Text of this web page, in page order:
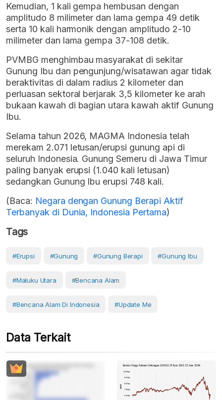
Kemudian, 1 kali gempa hembusan dengan
amplitudo 8 milimeter dan lama gempa 49 detik
serta 10 kali harmonik dengan amplitudo 2-10
milimeter dan lama gempa 37-108 detik.
PVMBG menghimbau masyarakat di sekitar
Gunung Ibu dan pengunjung/wisatawan agar tidak
beraktivitas di dalam radius 2 kilometer dan
perluasan sektoral berjarak 3,5 kilometer ke arah
bukaan kawah di bagian utara kawah aktif Gunung
Ibu.
Selama tahun 2026, MAGMA Indonesia telah
merekam 2.071 letusan/erupsi gunung api di
seluruh Indonesia. Gunung Semeru di Jawa Timur
paling banyak erupsi (1.040 kali letusan)
sedangkan Gunung Ibu erupsi 748 kali.
(Baca: Negara dengan Gunung Berapi Aktif
Terbanyak di Dunia, Indonesia Pertama)
Tags
#erupsi #Gunung #gunung Berapi #Gunung Ibu
#Maluku Utara #Bencana Alam
#Bencana Alam Di Indonesia #Update Me
Data Terkait